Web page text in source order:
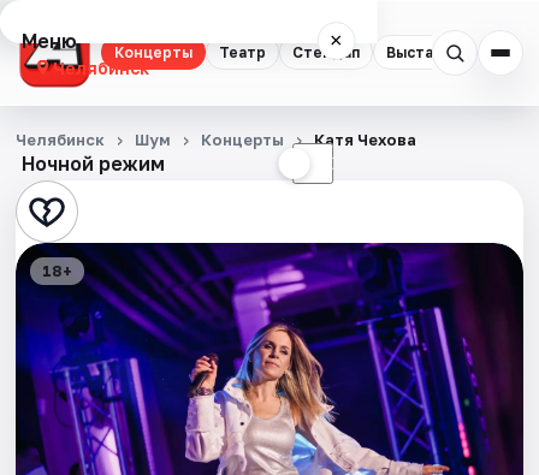
Концерты Театр Стендап Выставки
Меню ×
Челябинск
Концерты
Театр
Стендап
Выставки
Квесты
Экскурсии
Спорт
Ночной режим ☾
Челябинск Шум Концерты Катя Чехова
18+